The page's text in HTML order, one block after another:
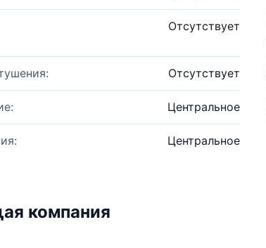
Отсутствует
Отсутствует
Центральное
Центральное
компания